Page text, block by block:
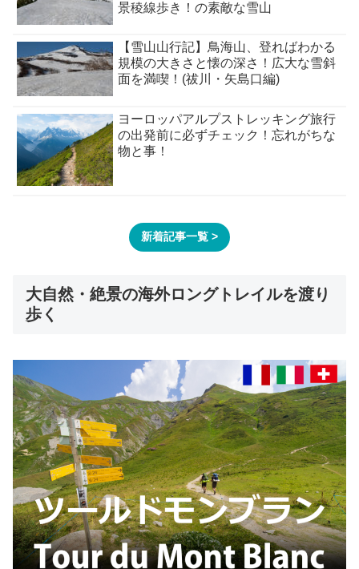
景稜線歩き！の素敵な雪山
【雪山山行記】鳥海山、登ればわかる
規模の大きさと懐の深さ！広大な雪斜
面を満喫！(祓川・矢島口編)
ヨーロッパアルプストレッキング旅行
の出発前に必ずチェック！忘れがちな
物と事！
新着記事一覧 >
大自然・絶景の海外ロングトレイルを渡り
歩く